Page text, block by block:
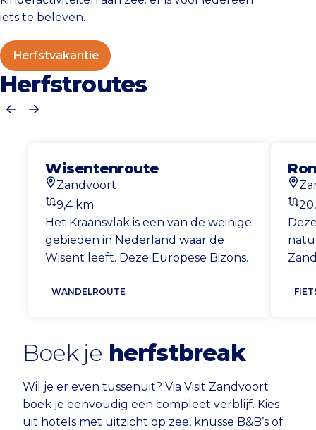
iets te beleven.
Herfstvakantie
Herfstroutes
VorigeVolgende
Wisentenroute
Startlocatie
Zandvoort
Afstand
9,4 km
Het Kraansvlak is een van de weinige
gebieden in Nederland waar de
Wisent leeft. Deze Europese Bizons
meter hoog hebben en zijn daarmee
wel afstand.
WANDELROUTE
Boek je herfstbreak
Wil je er even tussenuit? Via Visit Zandvoort
boek je eenvoudig een compleet verblijf. Kies
uit hotels met uitzicht op zee, knusse B&B’s of